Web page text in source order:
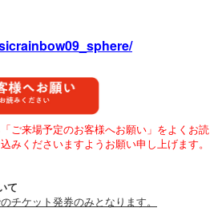
ご来場予定のお客様へお願い」をよくお読
みくださいますようお願い申し上げます。
て
チケット発券のみとなります。